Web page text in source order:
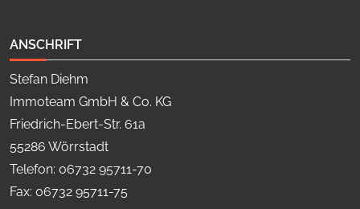
ANSCHRIFT
Stefan Diehm
Immoteam GmbH & Co. KG
Friedrich-Ebert-Str. 61a
55286 Wörrstadt
Telefon: 06732 95711-70
Fax: 06732 95711-75